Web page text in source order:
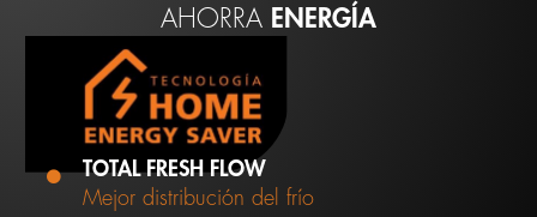
AHORRA ENERGÍA
TOTAL FRESH FLOW
Mejor distribución del frío